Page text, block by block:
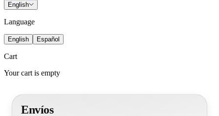
English
Language
English Español
Cart
Your cart is empty
Envíos